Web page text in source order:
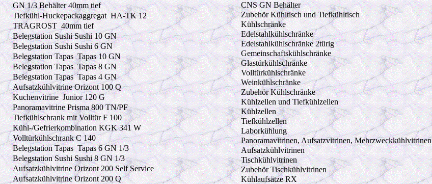
GN 1/3 Behälter 40mm tief
Tiefkühl-Huckepackaggregat HA-TK 12
TRAGROST 40mm tief
Belegstation Sushi Sushi 10 GN
Belegstation Sushi Sushi 6 GN
Belegstation Tapas Tapas 10 GN
Belegstation Tapas Tapas 8 GN
Belegstation Tapas Tapas 4 GN
Aufsatzkühlvitrine Orizont 100 Q
Kuchenvitrine Junior 120 G
Panoramavitrine Prisma 800 TN/PF
Tiefkühlschrank mit Volltür F 100
Kühl-/Gefrierkombination KGK 341 W
Volltürkühlschrank C 140
Belegstation Tapas Tapas 6 GN 1/3
Belegstation Sushi Sushi 8 GN 1/3
Aufsatzkühlvitrine Orizont 200 Self Service
Aufsatzkühlvitrine Orizont 200 Q
CNS GN Behälter
Zubehör Kühltisch und Tiefkühltisch
Kühlschränke
Edelstahlkühlschränke
Edelstahlkühlschränke 2türig
Gemeinschaftskühlschränke
Glastürkühlschränke
Volltürkühlschränke
Weinkühlschränke
Zubehör Kühlschränke
Kühlzellen und Tiefkühlzellen
Kühlzellen
Tiefkühlzellen
Laborkühlung
Panoramavitrinen, Aufsatzvitrinen, Mehrzweckkühlvitrinen
Aufsatzkühlvitrinen
Tischkühlvitrinen
Zubehör Tischkühlvitrinen
Kühlaufsätze RX